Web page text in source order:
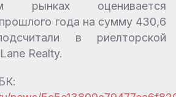
рынках оценивается
года на сумму 430,6
в риелторской
Realty.